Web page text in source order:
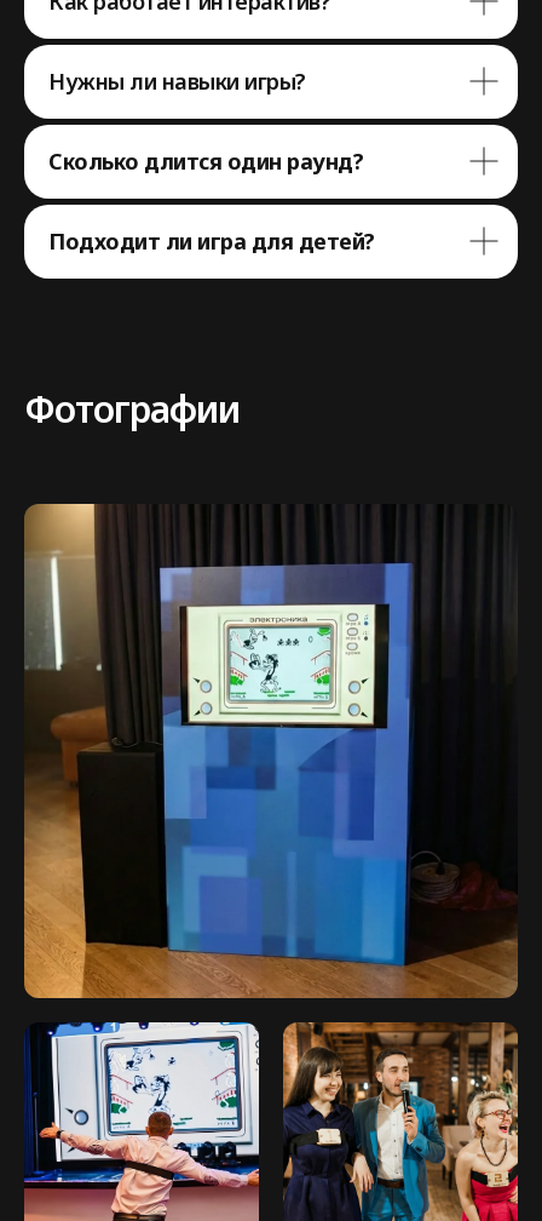
Нужны ли навыки игры?
Сколько длится один раунд?
Подходит ли игра для детей?
Фотографии
Нужна помощь
Напишите нам в мессенджер,
либо заполните форму,
Оставить заявку
Написать в Telegram
7 903 164 62 84
flash-event@mail.ru
ГлавнаяАрендаКонтакты